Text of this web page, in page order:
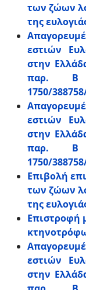
των ζώων
της
εστιών
στην
παρ. Β
1750/
εστιών
στην
παρ. Β
1750/
Επιβολή
των ζώων
της
Επιστροφή
εστιών
στην